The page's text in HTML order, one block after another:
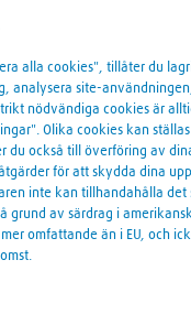
alla cookies", tillåter du
analysera site-
nödvändiga cookies är
Olika cookies kan
du också till överföring av
för att skydda dina
inte kan tillhandahålla
grund av särdrag i
omfattande än i EU, och